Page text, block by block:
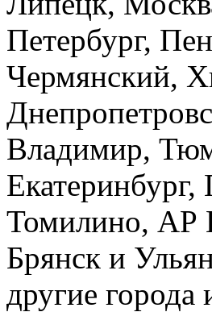
Петербург,
Чермянский,
Владимир,
Томилино, АР
Брянск и
другие города